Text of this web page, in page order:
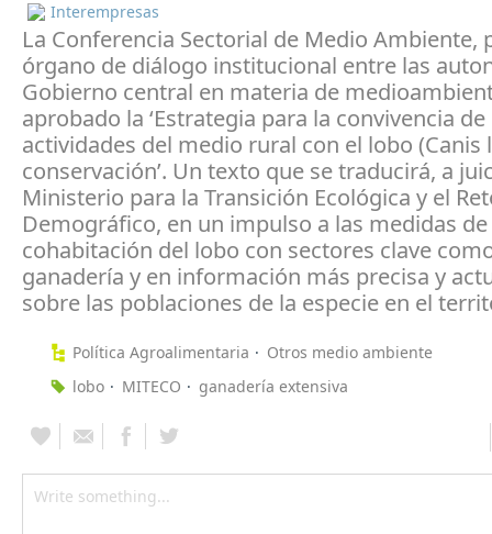
Interempresas
La Conferencia Sectorial de Medio Ambiente,
órgano de diálogo institucional entre las
Gobierno central en materia de
aprobado la ‘Estrategia para la convivencia de
actividades del medio rural con el lobo (Canis
conservación’. Un texto que se traducirá, a
Ministerio para la Transición Ecológica y el
Demográfico, en un impulso a las medidas de
cohabitación del lobo con sectores clave
ganadería y en información más precisa y
sobre las poblaciones de la especie en el
Política Agroalimentaria
Otros medio ambiente
lobo
MITECO ganadería extensiva